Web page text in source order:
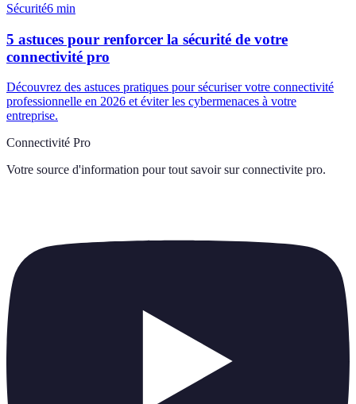
Sécurité6 min
5 astuces pour renforcer la sécurité de votre
connectivité pro
Découvrez des astuces pratiques pour sécuriser votre connectivité
professionnelle en 2026 et éviter les cybermenaces à votre
entreprise.
Connectivité Pro
Votre source d'information pour tout savoir sur connectivite pro.